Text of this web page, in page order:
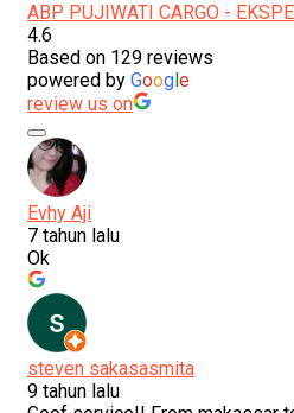
ABP PUJIWATI CARGO -
4.6
Based on 129 reviews
powered by Goog e
review us on
Evhy Aji
7 tahun lalu
Ok
steven sakasasmita
9 tahun lalu